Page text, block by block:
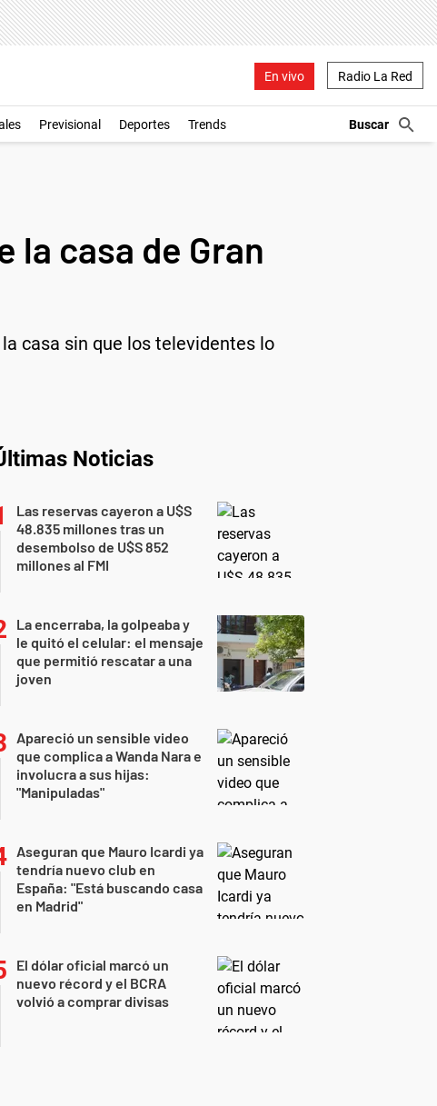
En vivo Radio La Red
Previsional Deportes Trends
la casa de Gran
casa sin que los televidentes lo
Noticias
Las reservas cayeron a U$S
48.835 millones tras un
desembolso de U$S 852
millones al FMI
La encerraba, la golpeaba y
le quitó el celular: el mensaje
que permitió rescatar a una
joven
Apareció un sensible video
que complica a Wanda Nara e
involucra a sus hijas:
"Manipuladas"
Aseguran que Mauro Icardi ya
tendría nuevo club en
España: "Está buscando casa
en Madrid"
El dólar oficial marcó un
nuevo récord y el BCRA
volvió a comprar divisas